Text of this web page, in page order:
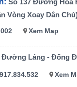
Hytera X1p UL913
Số 137 Đường Hòa
Vòng Xoay Dân
Xem Map
Đường Láng - Đống
Xem